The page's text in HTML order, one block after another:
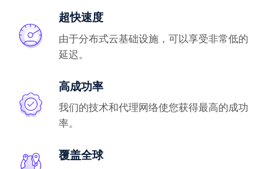
超快速度
由于分布式云基础设施，可以享受非常低的
延迟。
高成功率
我们的技术和代理网络使您获得最高的成功
率。
覆盖全球